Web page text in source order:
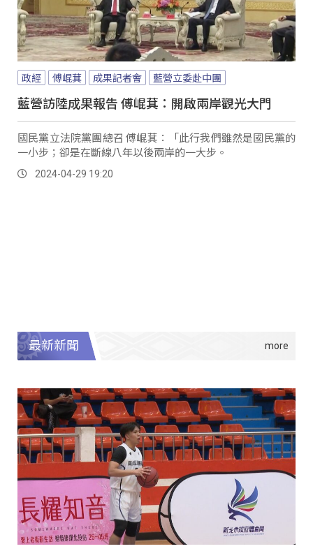
政經 傅崐萁 成果記者會 藍營立委赴中團
藍營訪陸成果報告 傅崐萁：開啟兩岸觀光大門
國民黨立法院黨團總召 傅崐萁：「此行我們雖然是國民黨的
一小步；卻是在斷線八年以後兩岸的一大步。
2024-04-29 19:20
最新新聞